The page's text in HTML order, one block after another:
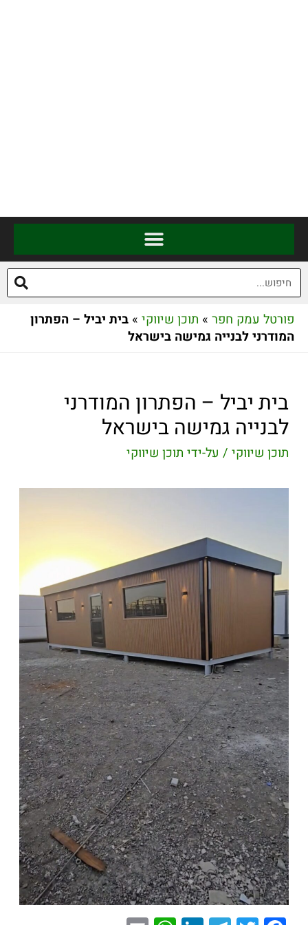
פורטל עמק חפר » תוכן שיווקי » בית יביל – הפתרון
המודרני לבנייה גמישה בישראל
בית יביל – הפתרון המודרני
לבנייה גמישה בישראל
תוכן שיווקי / על-ידי תוכן שיווקי